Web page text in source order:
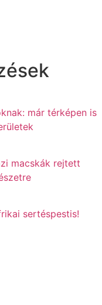
már térképen is
macskák rejtett
sertéspestis!